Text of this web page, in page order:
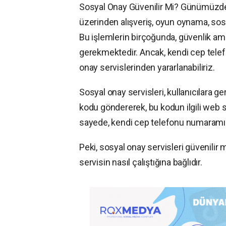
Sosyal Onay Güvenilir Mi?
üzerinden alışveriş, oyun oynama,
Bu işlemlerin birçoğunda, güvenlik
gerekmektedir. Ancak, kendi cep
onay servislerinden yararlanabiliriz.
Sosyal onay servisleri, kullanıcılara
kodu göndererek, bu kodun ilgili web
sayede, kendi cep telefonu
Peki, sosyal onay servisleri güvenilir
servisin nasıl çalıştığına bağlıdır.